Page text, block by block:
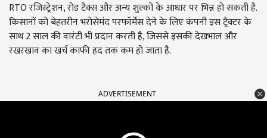
RTO रजिस्ट्रेशन, रोड टैक्स और अन्य शुल्कों के आधार पर भिन्न हो सकती है.
किसानों को बेहतरीन भरोसेमंद परफॉर्मेंस देने के लिए कंपनी इस ट्रैक्टर के
साथ 2 साल की वारंटी भी प्रदान करती है, जिससे इसकी देखभाल और
रखरखाव का खर्च काफी हद तक कम हो जाता है.
ADVERTISEMENT